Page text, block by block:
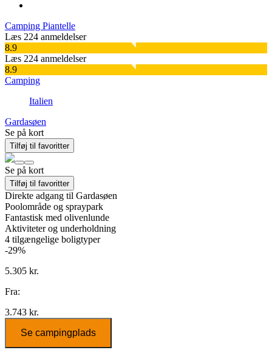
Camping Piantelle
Læs 224 anmeldelser
8.9
Læs 224 anmeldelser
8.9
Camping
Italien
Gardasøen
Se på kort
Tilføj til favoritter
Se på kort
Tilføj til favoritter
Direkte adgang til Gardasøen
Poolområde og spraypark
Fantastisk med olivenlunde
Aktiviteter og underholdning
4 tilgængelige boligtyper
-29%
5.305 kr.
Fra:
3.743 kr.
Se campingplads